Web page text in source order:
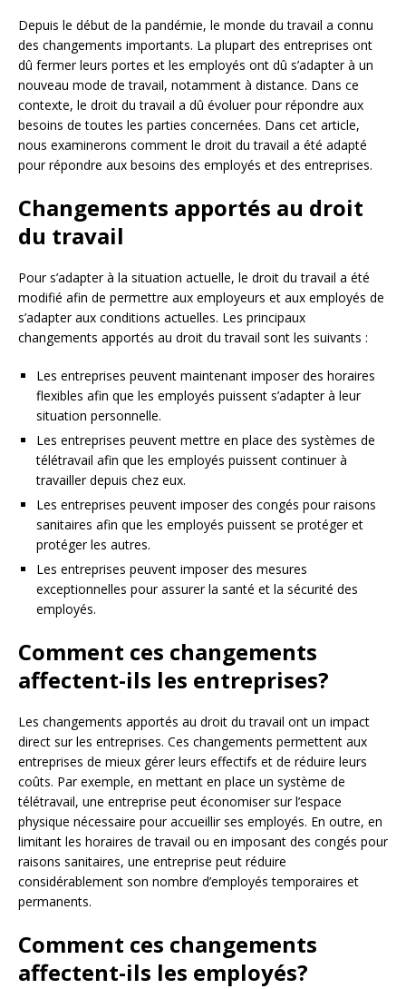
Depuis le début de la pandémie, le monde du travail a connu
des changements importants. La plupart des entreprises ont
dû fermer leurs portes et les employés ont dû s’adapter à un
nouveau mode de travail, notamment à distance. Dans ce
contexte, le droit du travail a dû évoluer pour répondre aux
besoins de toutes les parties concernées. Dans cet article,
nous examinerons comment le droit du travail a été adapté
pour répondre aux besoins des employés et des entreprises.
Changements apportés au droit
du travail
Pour s’adapter à la situation actuelle, le droit du travail a été
modifié afin de permettre aux employeurs et aux employés de
s’adapter aux conditions actuelles. Les principaux
changements apportés au droit du travail sont les suivants :
Les entreprises peuvent maintenant imposer des horaires
flexibles afin que les employés puissent s’adapter à leur
situation personnelle.
Les entreprises peuvent mettre en place des systèmes de
télétravail afin que les employés puissent continuer à
travailler depuis chez eux.
Les entreprises peuvent imposer des congés pour raisons
sanitaires afin que les employés puissent se protéger et
protéger les autres.
Les entreprises peuvent imposer des mesures
exceptionnelles pour assurer la santé et la sécurité des
employés.
Comment ces changements
affectent-ils les entreprises?
Les changements apportés au droit du travail ont un impact
direct sur les entreprises. Ces changements permettent aux
entreprises de mieux gérer leurs effectifs et de réduire leurs
coûts. Par exemple, en mettant en place un système de
télétravail, une entreprise peut économiser sur l’espace
physique nécessaire pour accueillir ses employés. En outre, en
limitant les horaires de travail ou en imposant des congés pour
raisons sanitaires, une entreprise peut réduire
considérablement son nombre d’employés temporaires et
permanents.
Comment ces changements
affectent-ils les employés?